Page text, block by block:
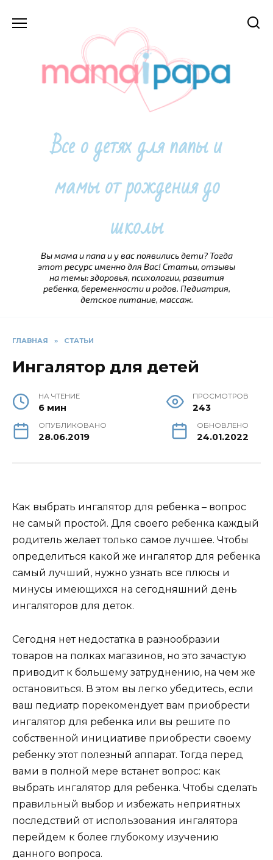
Все о детях для папы и
мамы от рождения до
школы
Вы мама и папа и у вас появились дети? Тогда
этот ресурс именно для Вас! Статьи, отзывы
на темы: здоровья, психологии, развития
ребенка, беременности и родов. Педиатрия,
детское питание, массаж.
ГЛАВНАЯ » СТАТЬИ
Ингалятор для детей
НА ЧТЕНИЕ
6 мин
ПРОСМОТРОВ
243
ОПУБЛИКОВАНО
28.06.2019
ОБНОВЛЕНО
24.01.2022
Как выбрать ингалятор для ребенка – вопрос
не самый простой. Для своего ребенка каждый
родитель желает только самое лучшее. Чтобы
определиться какой же ингалятор для ребенка
самый лучший, нужно узнать все плюсы и
минусы имеющихся на сегодняшний день
ингаляторов для деток.
Сегодня нет недостатка в разнообразии
товаров на полках магазинов, но это зачастую
приводит к большему затруднению, на чем же
остановиться. В этом вы легко убедитесь, если
ваш педиатр порекомендует вам приобрести
ингалятор для ребенка или вы решите по
собственной инициативе приобрести своему
ребенку этот полезный аппарат. Тогда перед
вами в полной мере встанет вопрос: как
выбрать ингалятор для ребенка. Чтобы сделать
правильный выбор и избежать неприятных
последствий от использования ингалятора
перейдем к более глубокому изучению
данного вопроса.